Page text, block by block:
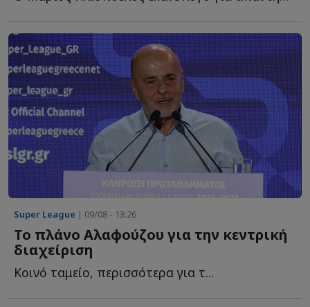
Super League | 09/08 - 13:26
Το πλάνο Αλαφούζου για την κεντρική
διαχείριση
Κοινό ταμείο, περισσότερα για τ...